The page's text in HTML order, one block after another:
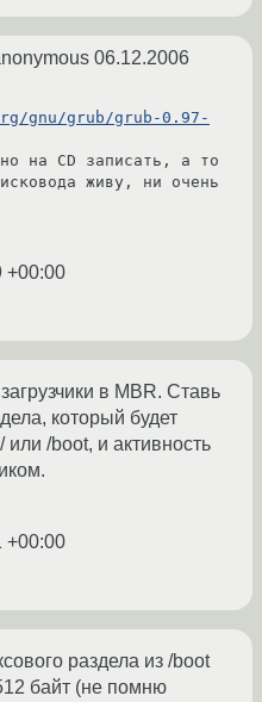
06.12.2006
gnu/grub/grub-0.97-
на CD записать, а то
живу, ни очень
+00:00
в MBR. Ставь
который будет
или /boot, и активность
+00:00
раздела из /boot
байт (не помню